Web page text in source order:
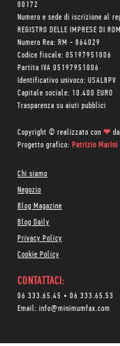
00172
Numero e sede di iscrizione al
REGISTRO DELLE IMPRESE DI
Numero Rea: RM - 864029
Codice fiscale: 05197951006
Partita IVA 05197951006
Identificativo univoco: USAL8PV
Capitale sociale: 10.400 EURO
Trasparenza su aiuti pubblici
Copyright © realizzato con ❤ da
Progetto grafico: Patrizio Marini
Chi siamo
Negozio
Blog Magazine
Blog Daily
Privacy Policy
Cookie Policy
CONTATTACI:
06 333.65.45 • 06 333.65.53
Email: info@minimumfax.com